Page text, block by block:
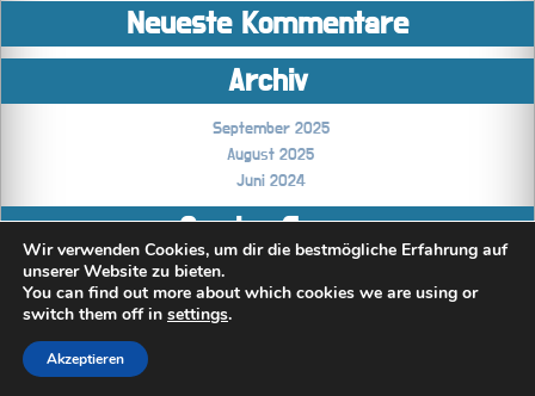
Neueste Kommentare
Archiv
September 2025
August 2025
Juni 2024
Coming Soon..
Wir verwenden Cookies, um dir die bestmögliche Erfahrung auf
unserer Website zu bieten.
You can find out more about which cookies we are using or
switch them off in settings.
Akzeptieren